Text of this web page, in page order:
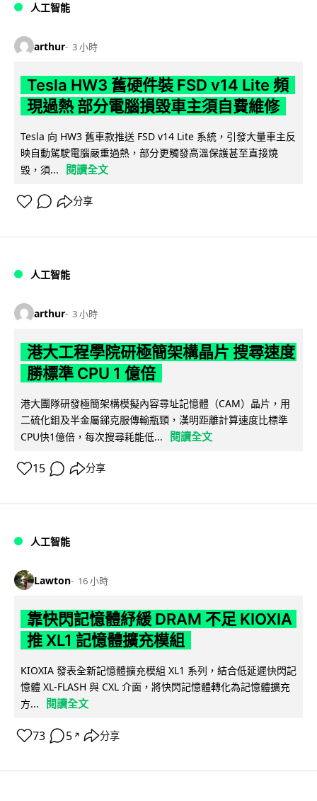
人工智能
arthur 3 小時
Tesla HW3 舊硬件裝 FSD v14 Lite 頻
現過熱 部分電腦損毀車主須自費維修
Tesla 向 HW3 舊車款推送 FSD v14 Lite 系統，引發大量車主反
映自動駕駛電腦嚴重過熱，部分更觸發高溫保護甚至直接燒
毀，須...
閱讀全文
分享
人工智能
arthur 3 小時
港大工程學院研極簡架構晶片 搜尋速度
勝標準 CPU 1 億倍
港大團隊研發極簡架構模擬內容尋址記憶體（CAM）晶片，用
二硫化鉬及半金屬銻克服傳輸瓶頸，漢明距離計算速度比標準
CPU快1億倍，每次搜尋耗能低...
閱讀全文
15 分享
人工智能
Lawton 16 小時
靠快閃記憶體紓緩 DRAM 不足 KIOXIA
推 XL1 記憶體擴充模組
KIOXIA 發表全新記憶體擴充模組 XL1 系列，結合低延遲快閃記
憶體 XL-FLASH 與 CXL 介面，將快閃記憶體轉化為記憶體擴充
方...
閱讀全文
73 5 ↗ 分享